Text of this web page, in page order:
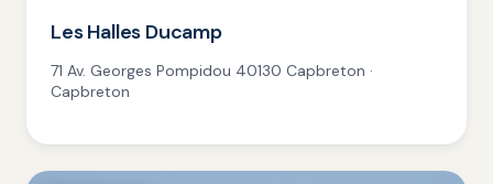
Les Halles Ducamp
71 Av. Georges Pompidou 40130 Capbreton ·
Capbreton